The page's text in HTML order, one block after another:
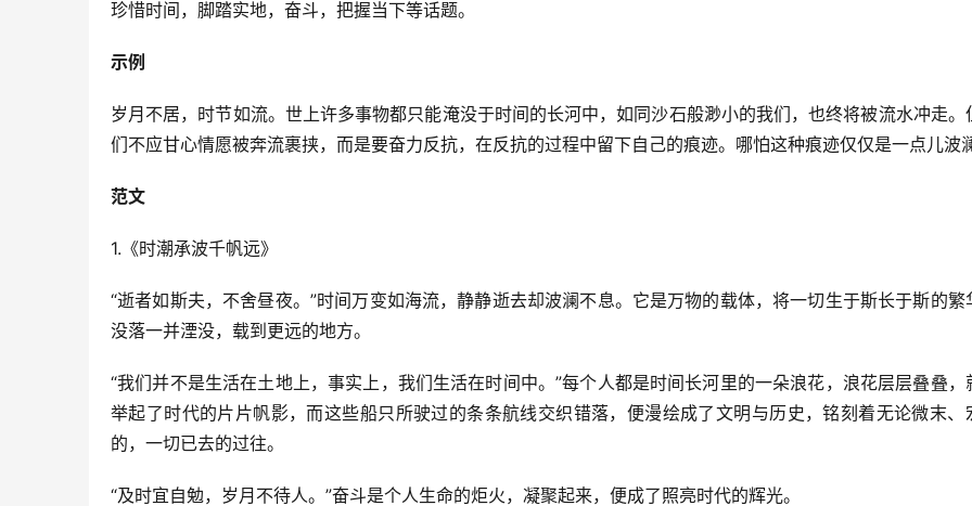
珍惜时间，脚踏实地，奋斗，把握当下等话题。
示例
岁月不居，时节如流。世上许多事物都只能淹没于时间的长河中，如同沙石般渺小的我们，也终将被流水冲走。
们不应甘心情愿被奔流裹挟，而是要奋力反抗，在反抗的过程中留下自己的痕迹。哪怕这种痕迹仅仅是一点儿波
范文
1.《时潮承波千帆远》
“逝者如斯夫，不舍昼夜。”时间万变如海流，静静逝去却波澜不息。它是万物的载体，将一切生于斯长于斯的繁
没落一并湮没，载到更远的地方。
“我们并不是生活在土地上，事实上，我们生活在时间中。”每个人都是时间长河里的一朵浪花，浪花层层叠叠，
举起了时代的片片帆影，而这些船只所驶过的条条航线交织错落，便漫绘成了文明与历史，铭刻着无论微末、
的，一切已去的过往。
“及时宜自勉，岁月不待人。”奋斗是个人生命的炬火，凝聚起来，便成了照亮时代的辉光。